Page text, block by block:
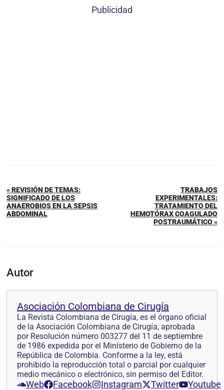
Publicidad
« REVISIÓN DE TEMAS:
SIGNIFICADO DE LOS
ANAEROBIOS EN LA SEPSIS
ABDOMINAL
TRABAJOS
EXPERIMENTALES:
TRATAMIENTO DEL
HEMOTÓRAX COAGULADO
POSTRAUMÁTICO »
Autor
Asociación Colombiana de Cirugía
La Revista Colombiana de Cirugía, es el órgano oficial
de la Asociación Colombiana de Cirugía, aprobada
por Resolución número 003277 del 11 de septiembre
de 1986 expedida por el Ministerio de Gobierno de la
República de Colombia. Conforme a la ley, está
prohibido la reproducción total o parcial por cualquier
medio mecánico o electrónico, sin permiso del Editor.
Web Facebook Instagram Twitter Youtube